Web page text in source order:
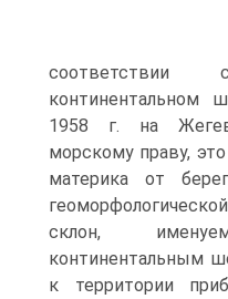
континентальном
1958 г. на
морскому праву,
материка от
склон,
континентальным
к территории